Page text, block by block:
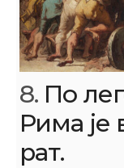
8. По
Рима је
рат.